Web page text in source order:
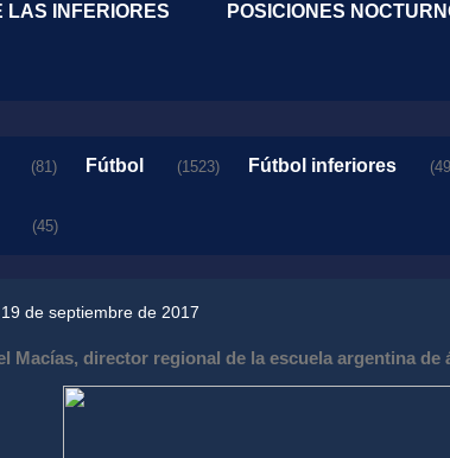
LAS INFERIORES POSICIONES
(81) Fútbol (1523) Fútbol inferiores
(45)
de septiembre de 2017
Macías, director regional de la escuela argentina de